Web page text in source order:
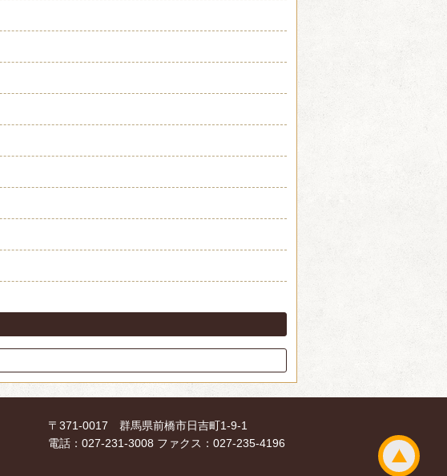
〒371-0017 群馬県前橋市日吉町1-9-1
電話：027-231-3008 ファクス：027-235-4196